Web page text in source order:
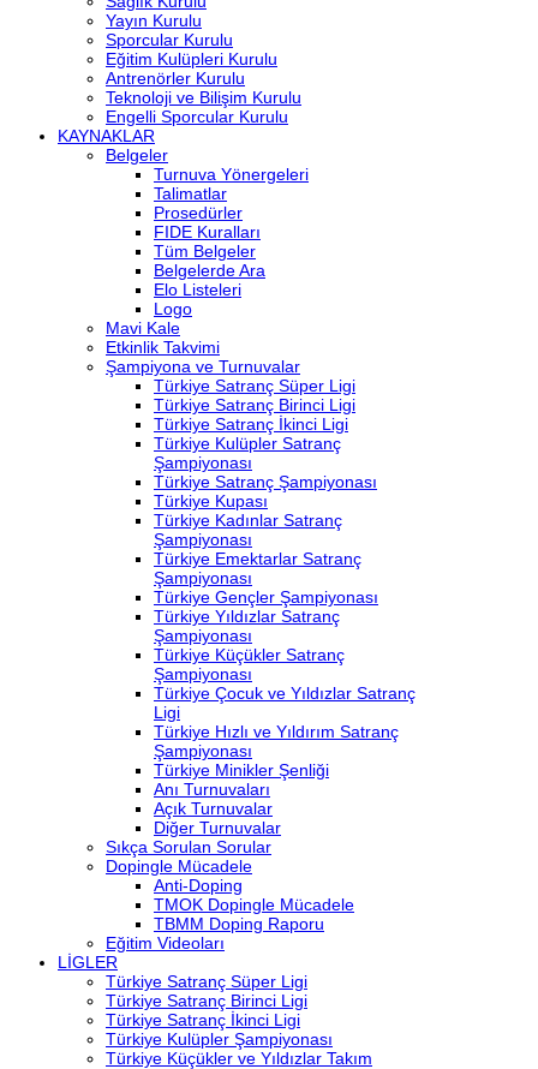
Yayın Kurulu
Sporcular Kurulu
Eğitim Kulüpleri Kurulu
Antrenörler Kurulu
Teknoloji ve Bilişim Kurulu
Engelli Sporcular Kurulu
KAYNAKLAR
Belgeler
Turnuva Yönergeleri
Talimatlar
Prosedürler
FIDE Kuralları
Tüm Belgeler
Belgelerde Ara
Elo Listeleri
Logo
Mavi Kale
Etkinlik Takvimi
Şampiyona ve Turnuvalar
Türkiye Satranç Süper Ligi
Türkiye Satranç Birinci Ligi
Türkiye Satranç İkinci Ligi
Türkiye Kulüpler Satranç
Şampiyonası
Türkiye Satranç Şampiyonası
Türkiye Kupası
Türkiye Kadınlar Satranç
Şampiyonası
Türkiye Emektarlar Satranç
Şampiyonası
Türkiye Gençler Şampiyonası
Türkiye Yıldızlar Satranç
Şampiyonası
Türkiye Küçükler Satranç
Şampiyonası
Türkiye Çocuk ve Yıldızlar Satranç
Ligi
Türkiye Hızlı ve Yıldırım Satranç
Şampiyonası
Türkiye Minikler Şenliği
Anı Turnuvaları
Açık Turnuvalar
Diğer Turnuvalar
Sıkça Sorulan Sorular
Dopingle Mücadele
Anti-Doping
TMOK Dopingle Mücadele
TBMM Doping Raporu
Eğitim Videoları
LİGLER
Türkiye Satranç Süper Ligi
Türkiye Satranç Birinci Ligi
Türkiye Satranç İkinci Ligi
Türkiye Kulüpler Şampiyonası
Türkiye Küçükler ve Yıldızlar Takım